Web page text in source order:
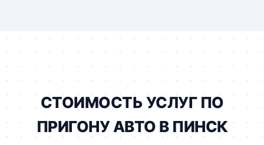
СТОИМОСТЬ УСЛУГ ПО
ПРИГОНУ АВТО В ПИНСК